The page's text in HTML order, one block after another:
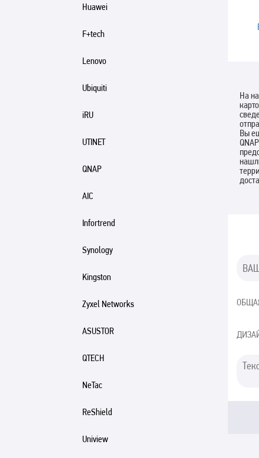
Huawei
F+tech
Lenovo
Ubiquiti
iRU
UTINET
QNAP
AIC
Infortrend
Synology
Kingston
Zyxel Networks
ASUSTOR
QTECH
NeTac
ReShield
Uniview
На
Вы